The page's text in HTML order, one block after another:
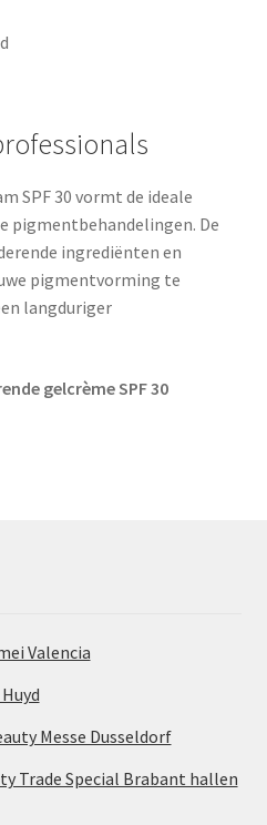
SPF 30 vormt de ideale
pigmentbehandelingen. De
ingrediënten en
pigmentvorming te
langduriger
gelcrème SPF 30
Valencia
Messe Dusseldorf
Trade Special Brabant hallen